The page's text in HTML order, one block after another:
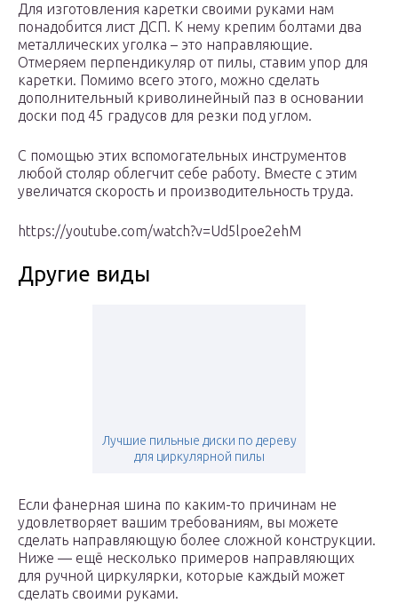
Для изготовления каретки своими руками нам
понадобится лист ДСП. К нему крепим болтами два
металлических уголка – это направляющие.
Отмеряем перпендикуляр от пилы, ставим упор для
каретки. Помимо всего этого, можно сделать
дополнительный криволинейный паз в основании
доски под 45 градусов для резки под углом.
С помощью этих вспомогательных инструментов
любой столяр облегчит себе работу. Вместе с этим
увеличатся скорость и производительность труда.
https://youtube.com/watch?v=Ud5lpoe2ehM
Другие виды
Лучшие пильные диски по дереву
для циркулярной пилы
Если фанерная шина по каким-то причинам не
удовлетворяет вашим требованиям, вы можете
сделать направляющую более сложной конструкции.
Ниже — ещё несколько примеров направляющих
для ручной циркулярки, которые каждый может
сделать своими руками.